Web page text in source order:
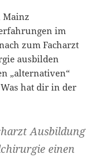
Mainz
im
zum Facharzt
ausbilden
„alternativen“
hat dir in der
Ausbildung
einen